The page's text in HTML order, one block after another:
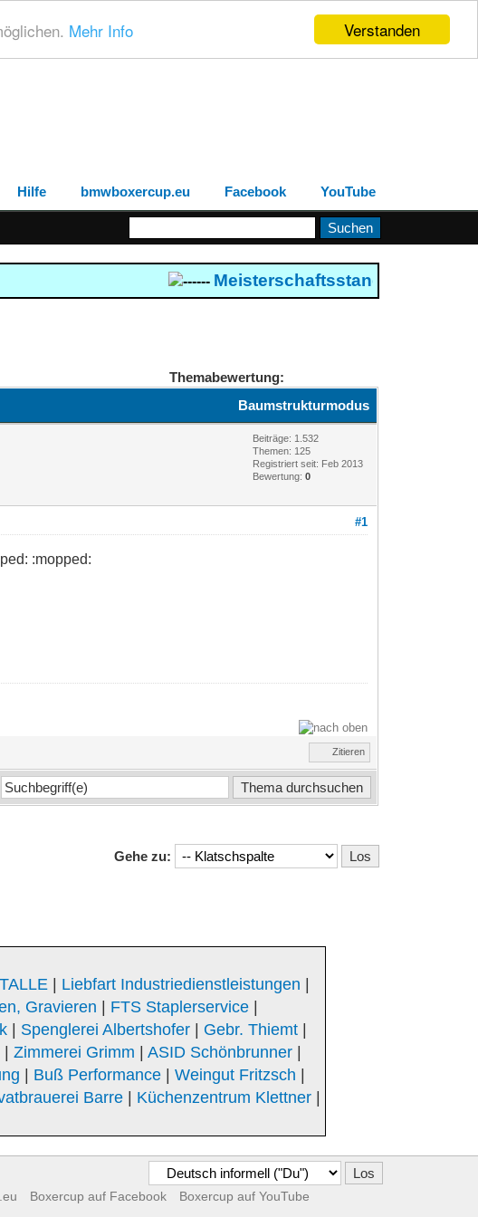
Verstanden
Mehr Info
Hilfe bmwboxercup.eu Facebook YouTube
------Meisterschaftsstand 2026
Themabewertung:
Baumstrukturmodus
Beiträge: 1.532
Themen: 125
Registriert seit: Feb 2013
Bewertung:0
#1
:mopped:
Zitieren
Gehe zu:
| Liebfart Industriedienstleistungen |
Gravieren | FTS Staplerservice|
| Spenglerei Albertshofer | Gebr. Thiemt |
| Zimmerei Grimm | ASID Schönbrunner|
| Buß Performance| Weingut Fritzsch |
Barre | Küchenzentrum Klettner |
Boxercup auf Facebook
Boxercup auf YouTube